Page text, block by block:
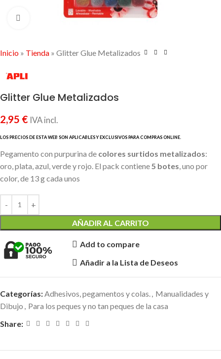
Click to enlarge
Inicio » Tienda » Glitter Glue Metalizados
Glitter Glue Metalizados
2,95 € IVA incl.
Pegamento con purpurina de colores surtidos metalizados:
oro, plata, azul, verde y rojo. El pack contiene 5 botes , uno por
color, de 13 g cada unos
AÑADIR AL CARRITO
Add to compare
Añadir a la Lista de Deseos
Categorías: Adhesivos, pegamentos y colas.
Manualidades y
Dibujo
Para los peques y no tan peques de la casa
Share: